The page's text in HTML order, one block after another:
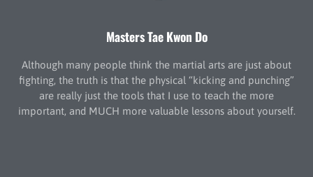
Masters Tae Kwon Do
Although many people think the martial arts are just about
fighting, the truth is that the physical “kicking and punching”
are really just the tools that I use to teach the more
important, and MUCH more valuable lessons about yourself.